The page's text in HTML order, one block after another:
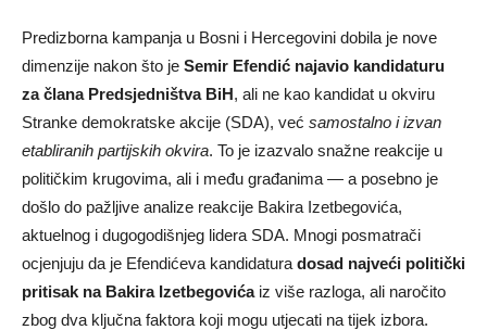
Predizborna kampanja u Bosni i Hercegovini dobila je nove
dimenzije nakon što je Semir Efendić najavio kandidaturu
za člana Predsjedništva BiH, ali ne kao kandidat u okviru
Stranke demokratske akcije (SDA), već samostalno i izvan
etabliranih partijskih okvira. To je izazvalo snažne reakcije u
političkim krugovima, ali i među građanima — a posebno je
došlo do pažljive analize reakcije Bakira Izetbegovića,
aktuelnog i dugogodišnjeg lidera SDA. Mnogi posmatrači
ocjenjuju da je Efendićeva kandidatura dosad najveći politički
pritisak na Bakira Izetbegovićaiz više razloga, ali naročito
zbog dva ključna faktora koji mogu utjecati na tijek izbora.